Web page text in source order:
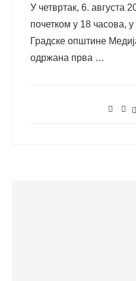
У четвртак, 6. августа
почетком у 18 часова,
Градске општине
одржана прва …